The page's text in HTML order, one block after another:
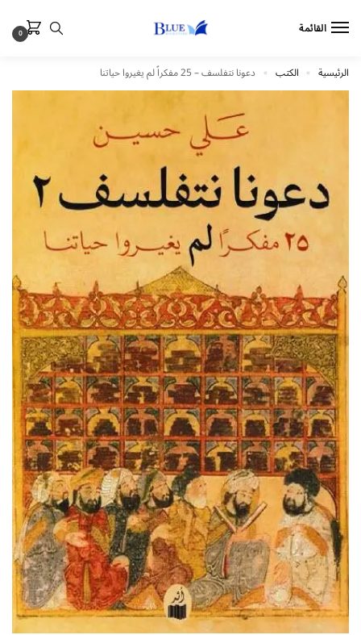
القائمة 0
الرئيسية » الكتب » دعونا نتفلسف – 25 مفكراً لم يغيروا حياتنا